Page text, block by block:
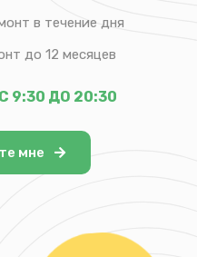
в течение дня
до 12 месяцев
9:30 ДО 20:30
мне